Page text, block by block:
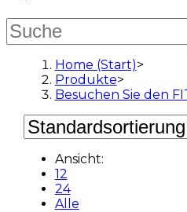
Home (Start)>
Produkte>
Besuchen Sie den
Ansicht:
12
24
Alle